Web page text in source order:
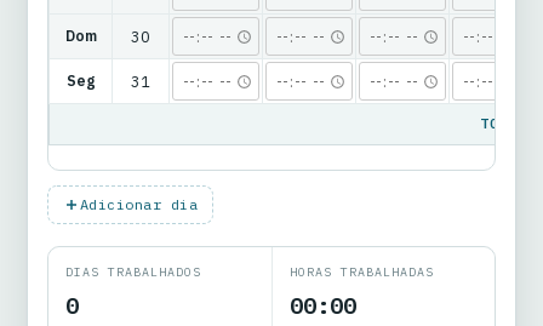
TOTAIS
Adicionar dia
DIAS TRABALHADOS
0
HORAS TRABALHADAS
00:00